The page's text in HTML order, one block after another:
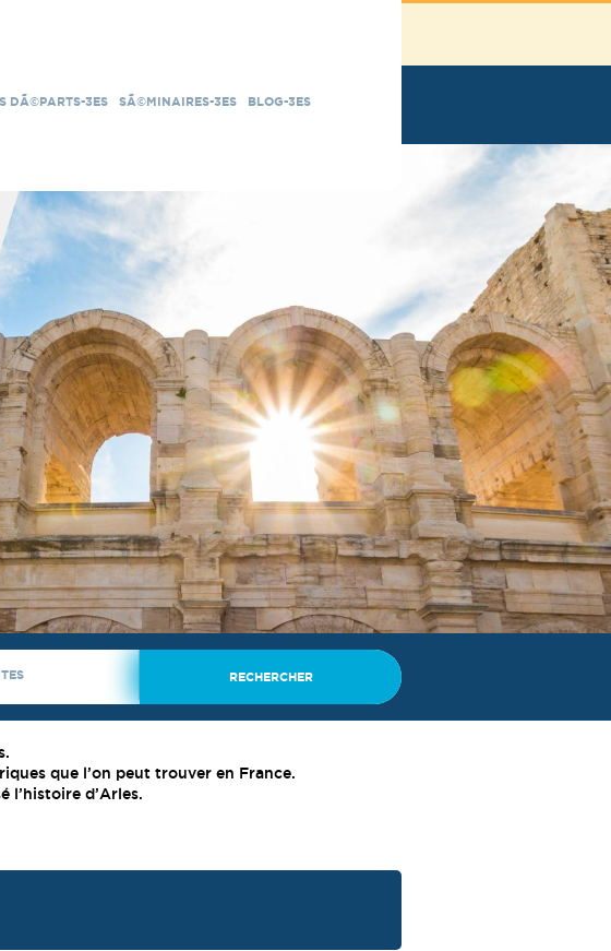
DÃ©PARTS-3ES SÃ©MINAIRES-3ES BLOG-3ES
que l’on peut trouver en France.
l’histoire d’Arles.